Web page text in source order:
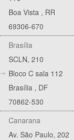
Boa Vista , RR
69306-670
Brasília
SCLN, 210
Bloco C sala 112
Brasília , DF
70862-530
Canarana
Av. São Paulo, 202